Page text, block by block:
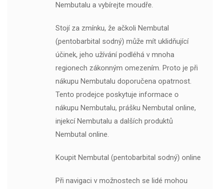
Nembutalu a vybírejte moudře.
Stojí za zmínku, že ačkoli Nembutal
(pentobarbital sodný) může mít uklidňující
účinek, jeho užívání podléhá v mnoha
regionech zákonným omezením. Proto je při
nákupu Nembutalu doporučena opatrnost.
Tento prodejce poskytuje informace o
nákupu Nembutalu, prášku Nembutal online,
injekcí Nembutalu a dalších produktů
Nembutal online.
Koupit Nembutal (pentobarbital sodný) online
Při navigaci v možnostech se lidé mohou